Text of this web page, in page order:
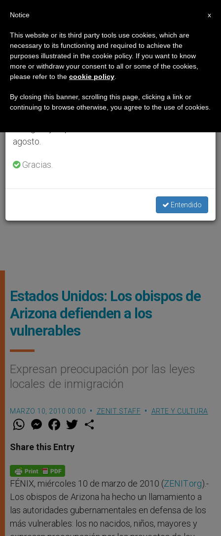
Estados Unidos: Los obispos de
Arizona defienden a los
vulnerables
Expresan preocupación por las leyes
locales de inmigración
MARZO 10, 2010 00:00 ZENIT STAFF ARTE Y CULTURA
W
t
s
p
p
M
e
s
e
g
e
r
F
a
e
b
o
k
w
Share this Entry
FÉNIX, miércoles 10 de marzo de 2010 (ZENIT.org).-
Los obispos de Arizona ha hecho un llamamiento a
las autoridades gubernamentales en defensa de los
más vulnerables: los no nacidos, niños, mayores y
×
Aviso importante
Del 27 de julio al 7 de agosto haremos la pausa
anual, aprovechando que en el periodo de verano
se generan menos informaciones y también el
agosto.
Gracias.
Entendido
x
Notice
This website or its third party tools use cookies, which are
necessary to its functioning and required to achieve the
purposes illustrated in the cookie policy. If you want to know
more or withdraw your consent to all or some of the cookies,
please refer to the cookie policy
By closing this banner, scrolling this page, clicking a link or
continuing to browse otherwise, you agree to the use of cookies.